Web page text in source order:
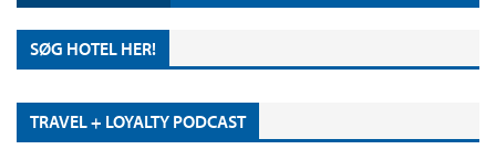
SØG HOTEL HER!
TRAVEL + LOYALTY PODCAST